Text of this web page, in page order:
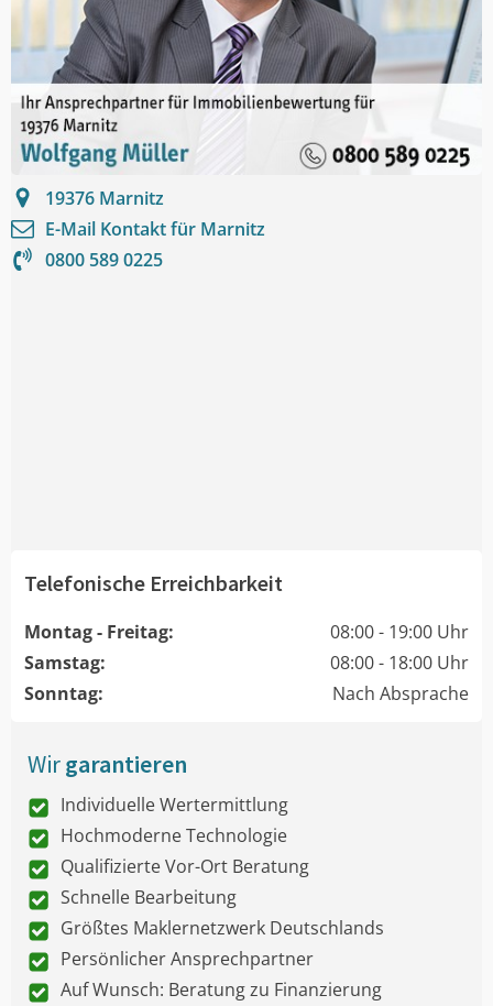
19376 Marnitz
E-Mail Kontakt für Marnitz
0800 589 0225
Telefonische Erreichbarkeit
Montag - Freitag:
08:00 - 19:00 Uhr
Samstag:
08:00 - 18:00 Uhr
Sonntag:
Nach Absprache
Wirgarantieren
Individuelle Wertermittlung
Hochmoderne Technologie
Qualifizierte Vor-Ort Beratung
Schnelle Bearbeitung
Größtes Maklernetzwerk Deutschlands
Persönlicher Ansprechpartner
Auf Wunsch: Beratung zu Finanzierung